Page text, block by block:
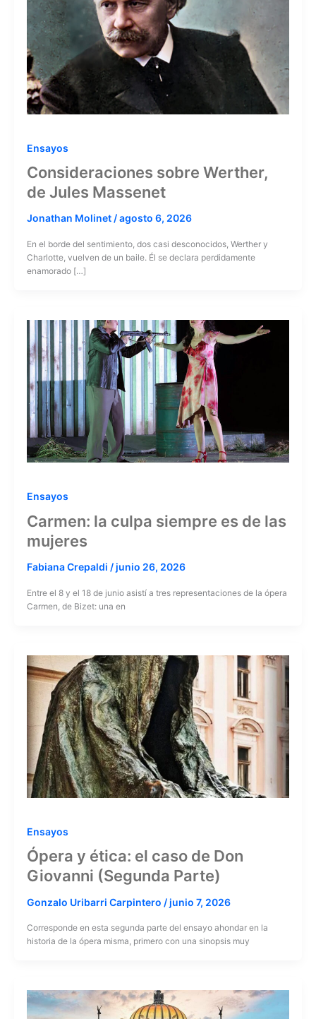
Ensayos
Consideraciones sobre Werther,
de Jules Massenet
Jonathan Molinet /agosto 6, 2026
En el borde del sentimiento, dos casi desconocidos, Werther y
Charlotte, vuelven de un baile. Él se declara perdidamente
enamorado […]
Ensayos
Carmen: la culpa siempre es de las
mujeres
Fabiana Crepaldi /junio 26, 2026
Entre el 8 y el 18 de junio asistí a tres representaciones de la ópera
Carmen, de Bizet: una en
Ensayos
Ópera y ética: el caso de Don
Giovanni (Segunda Parte)
Gonzalo Uribarri Carpintero /junio 7, 2026
Corresponde en esta segunda parte del ensayo ahondar en la
historia de la ópera misma, primero con una sinopsis muy